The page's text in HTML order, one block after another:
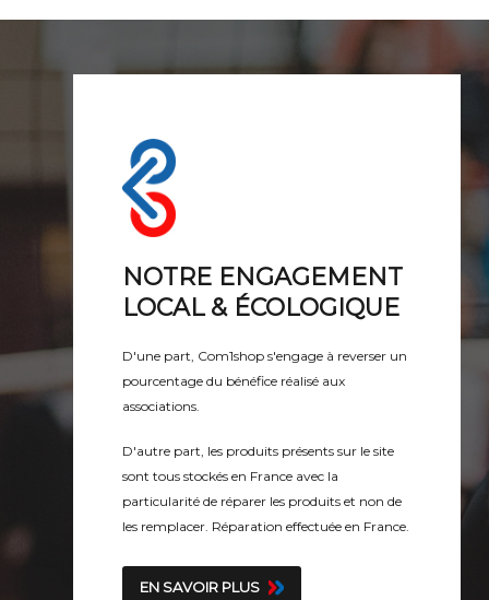
NOTRE ENGAGEMENT
LOCAL & ÉCOLOGIQUE
D'une part, Com1shop s'engage à reverser un
pourcentage du bénéfice réalisé aux
associations.
D'autre part, les produits présents sur le site
sont tous stockés en France avec la
particularité de réparer les produits et non de
les remplacer. Réparation effectuée en France.
EN SAVOIR PLUS